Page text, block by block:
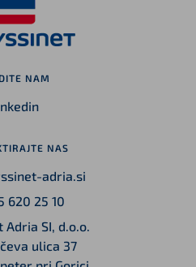
NAM
NAS
adria.si
620 25 10
Adria SI, d.o.o.
ulica 37